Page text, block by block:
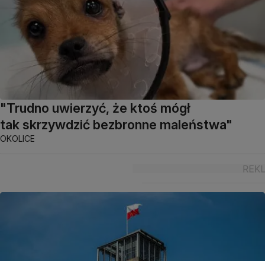
"Trudno uwierzyć, że ktoś mógł
tak skrzywdzić bezbronne maleństwa"
OKOLICE